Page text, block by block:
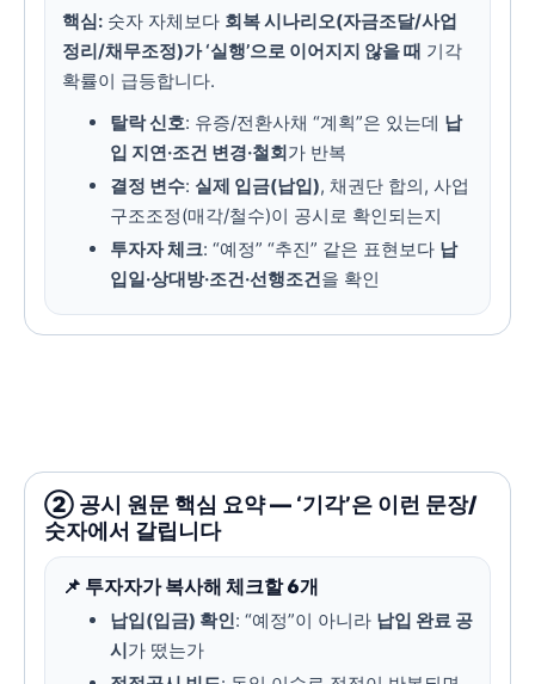
핵심: 숫자 자체보다 회복 시나리오(자금조달/사업
정리/채무조정)가 ‘실행’으로 이어지지 않을 때 기각
확률이 급등합니다.
탈락 신호: 유증/전환사채 “계획”은 있는데 납
입 지연·조건 변경·철회가 반복
결정 변수: 실제 입금(납입), 채권단 합의, 사업
구조조정(매각/철수)이 공시로 확인되는지
투자자 체크: “예정” “추진” 같은 표현보다 납
입일·상대방·조건·선행조건을 확인
② 공시 원문 핵심 요약 — ‘기각’은 이런 문장/
숫자에서 갈립니다
📌 투자자가 복사해 체크할 6개
납입(입금) 확인: “예정”이 아니라 납입 완료 공
시가 떴는가